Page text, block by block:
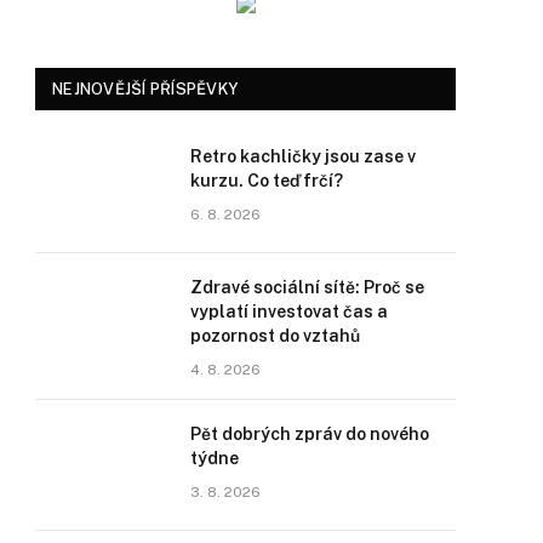
NEJNOVĚJŠÍ PŘÍSPĚVKY
Retro kachličky jsou zase v
kurzu. Co teď frčí?
6. 8. 2026
Zdravé sociální sítě: Proč se
vyplatí investovat čas a
pozornost do vztahů
4. 8. 2026
Pět dobrých zpráv do nového
týdne
3. 8. 2026